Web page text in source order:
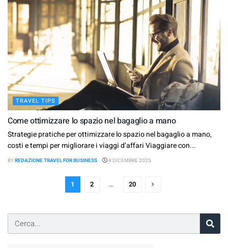
TRAVEL TIPS
Come ottimizzare lo spazio nel bagaglio a mano
Strategie pratiche per ottimizzare lo spazio nel bagaglio a mano,
costi e tempi per migliorare i viaggi d’affari Viaggiare con...
BYREDAZIONE TRAVEL FOR BUSINESS 4 DICEMBRE 2025
1 2 … 20